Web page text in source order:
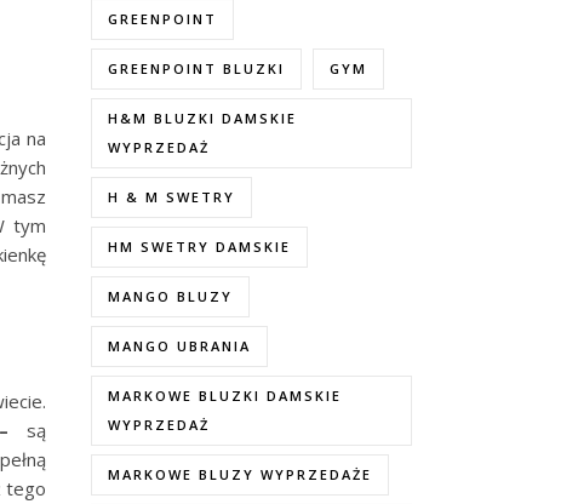
na
tym
–
są
tego
GREENPOINT
GREENPOINT BLUZKI GYM
H&M BLUZKI DAMSKIE
WYPRZEDAŻ
H & M SWETRY
HM SWETRY DAMSKIE
MANGO BLUZY
MANGO UBRANIA
MARKOWE BLUZKI DAMSKIE
WYPRZEDAŻ
MARKOWE BLUZY WYPRZEDAŻE